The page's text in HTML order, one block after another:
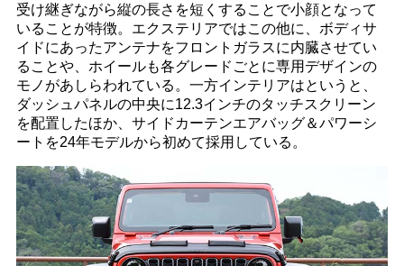
受け継ぎながら縦の長さを短くすることで小顔となって
いることが特徴。エクステリアではこの他に、ボディサ
イドにあったアンテナをフロントガラスに内臓させてい
ることや、ホイールも各グレードごとに専用デザインの
モノがあしらわれている。一方インテリアはというと、
ダッシュパネルの中央に12.3インチのタッチスクリーン
を配置したほか、サイドカーテンエアバッグ＆パワーシ
ートを24年モデルから初めて採用している。